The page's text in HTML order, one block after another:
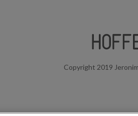
Copyright 2019